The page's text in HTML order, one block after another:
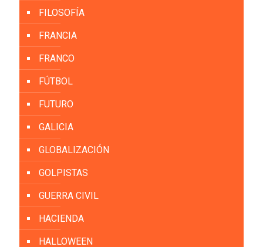
FILOSOFÍA
FRANCIA
FRANCO
FÚTBOL
FUTURO
GALICIA
GLOBALIZACIÓN
GOLPISTAS
GUERRA CIVIL
HACIENDA
HALLOWEEN